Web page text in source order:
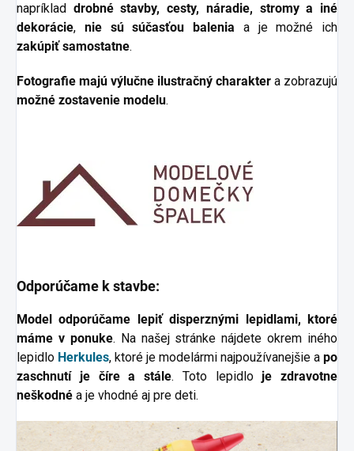
napríklad drobné stavby, cesty, náradie, stromy a iné
dekorácie, nie sú súčasťou balenia a je možné ich
zakúpiť samostatne.
Fotografie majú výlučne ilustračný charakter a zobrazujú
možné zostavenie modelu.
Odporúčame k stavbe:
Model odporúčame lepiť disperznými lepidlami, ktoré
máme v ponuke. Na našej stránke nájdete okrem iného
lepidlo Herkules, ktoré je modelármi najpoužívanejšie a po
zaschnutí je číre a stále. Toto lepidloje zdravotne
neškodné a je vhodné aj pre deti.